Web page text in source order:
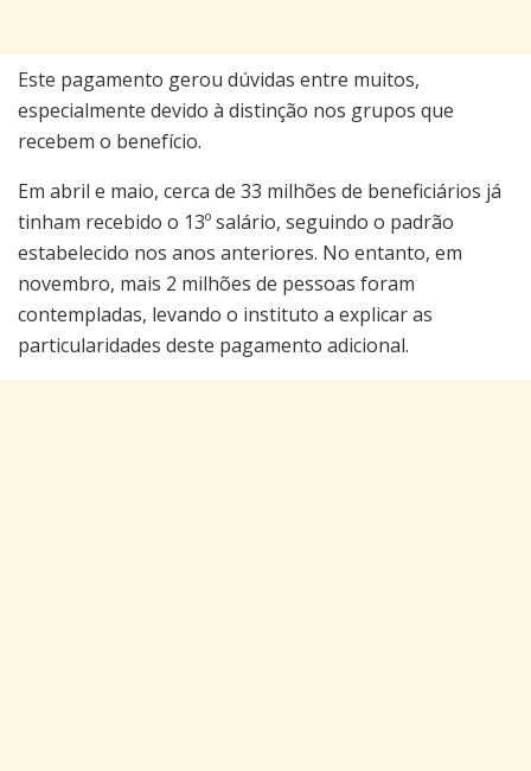
Este pagamento gerou dúvidas entre muitos,
especialmente devido à distinção nos grupos que
recebem o benefício.
Em abril e maio, cerca de 33 milhões de beneficiários já
tinham recebido o 13º salário, seguindo o padrão
estabelecido nos anos anteriores. No entanto, em
novembro, mais 2 milhões de pessoas foram
contempladas, levando o instituto a explicar as
particularidades deste pagamento adicional.